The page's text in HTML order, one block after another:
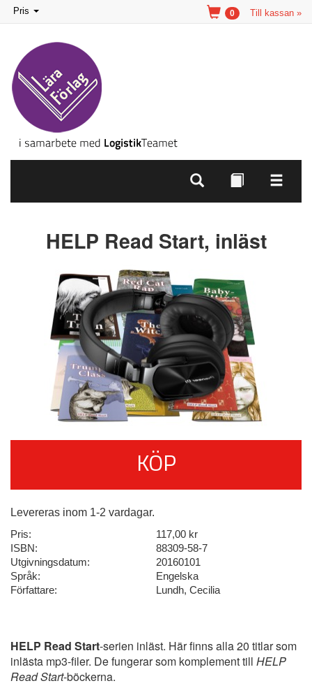
Toggle
navigation
Pris Till kassan »
0
HELP Read Start, inläst
KÖP
Levereras inom 1-2 vardagar.
Pris:
117,00 kr
ISBN:
88309-58-7
Utgivningsdatum:
20160101
Språk:
Engelska
Författare:
Lundh, Cecilia
HELP Read Start-serien inläst. Här finns alla 20 titlar som
inlästa mp3-filer. De fungerar som komplement till HELP
Read Start-böckerna.